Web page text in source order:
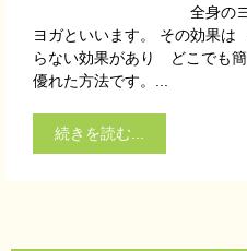
全身のヨガを 中
ヨガといいます。 その効果
らない効果があり どこでも
優れた方法です。...
続きを読む...